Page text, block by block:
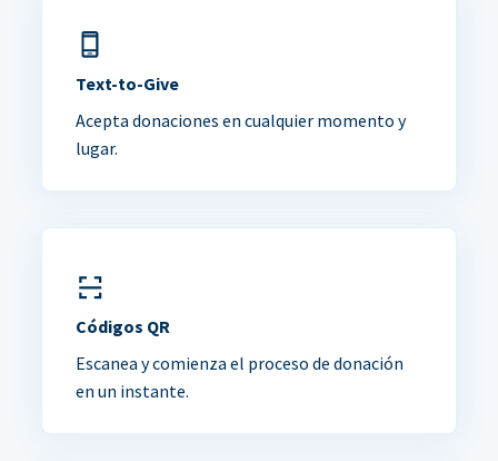
Text-to-Give
Acepta donaciones en cualquier momento y
lugar.
Códigos QR
Escanea y comienza el proceso de donación
en un instante.